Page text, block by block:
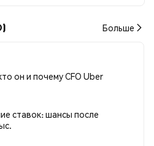
Больше
он и почему CFO Uber
ставок: шансы после